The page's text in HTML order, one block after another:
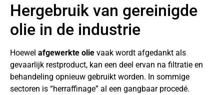
Hergebruik van gereinigde
olie in de industrie
Hoewel afgewerkte olie vaak wordt afgedankt als
gevaarlijk restproduct, kan een deel ervan na filtratie en
behandeling opnieuw gebruikt worden. In sommige
sectoren is “herraffinage” al een gangbaar procedé.